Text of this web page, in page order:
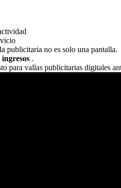
publicitaria no es solo una pantalla.
.
para vallas publicitarias digitales